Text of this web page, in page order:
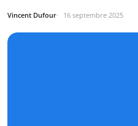
Vincent Dufour 16 septembre 2025